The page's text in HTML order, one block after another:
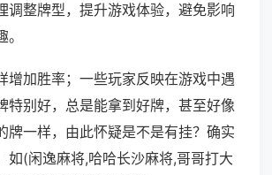
调整牌型，提升游戏体验，避免影响
增加胜率；一些玩家反映在游戏中遇
特别好，总是能拿到好牌，甚至好像
牌一样，由此怀疑是不是有挂？确实
如(闲逸麻将,哈哈长沙麻将,哥哥打大